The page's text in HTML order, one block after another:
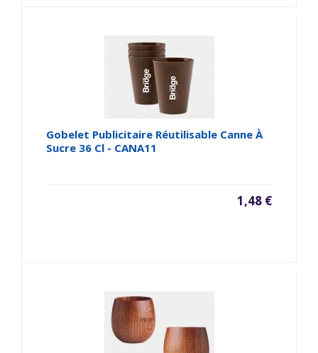
Gobelet Publicitaire Réutilisable Canne À
Sucre 36 Cl - CANA11
1,48 €